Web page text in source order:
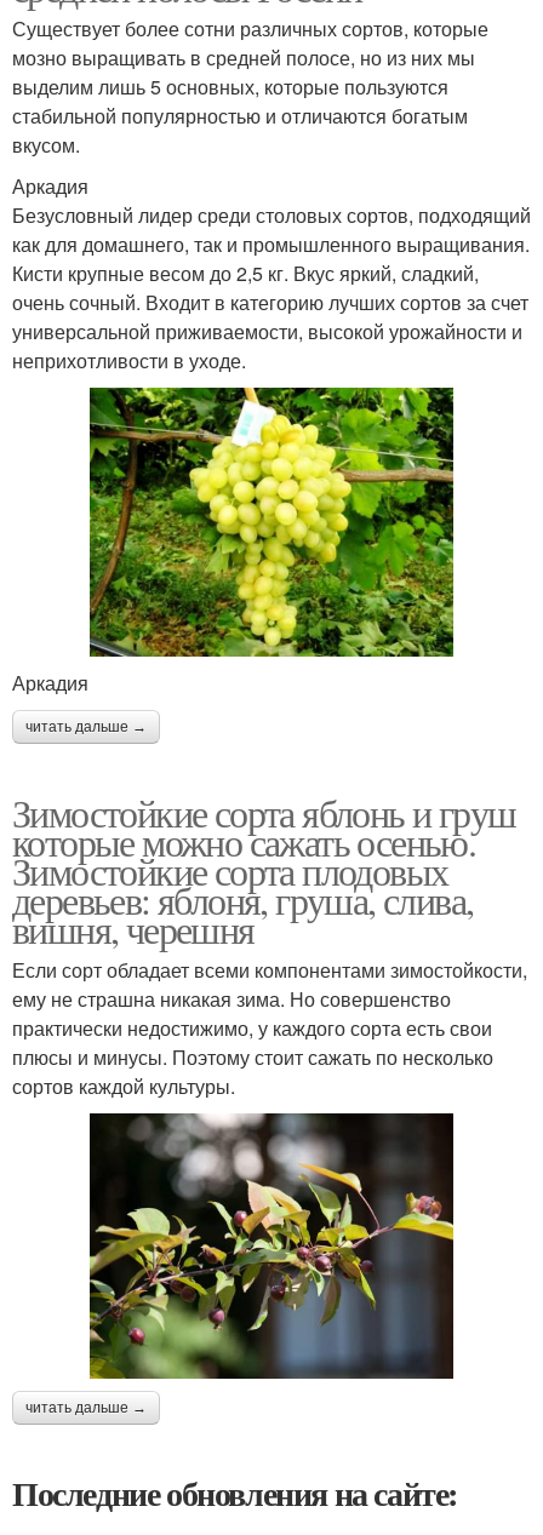
Существует более сотни различных сортов, которые
мозно выращивать в средней полосе, но из них мы
выделим лишь 5 основных, которые пользуются
стабильной популярностью и отличаются богатым
вкусом.
Аркадия
Безусловный лидер среди столовых сортов, подходящий
как для домашнего, так и промышленного выращивания.
Кисти крупные весом до 2,5 кг. Вкус яркий, сладкий,
очень сочный. Входит в категорию лучших сортов за счет
универсальной приживаемости, высокой урожайности и
неприхотливости в уходе.
Аркадия
читать дальше →
Зимостойкие сорта яблонь и груш
которые можно сажать осенью.
Зимостойкие сорта плодовых
деревьев: яблоня, груша, слива,
вишня, черешня
Если сорт обладает всеми компонентами зимостойкости,
ему не страшна никакая зима. Но совершенство
практически недостижимо, у каждого сорта есть свои
плюсы и минусы. Поэтому стоит сажать по несколько
сортов каждой культуры.
читать дальше →
Последние обновления на сайте: